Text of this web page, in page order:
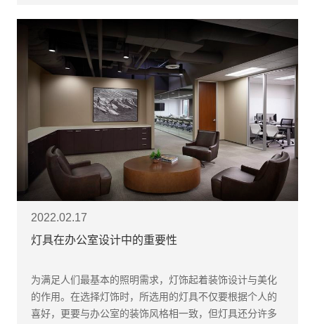
2022.02.17
灯具在办公室设计中的重要性
​为满足人们最基本的照明需求，灯饰起着装饰设计与美化
的作用。在选择灯饰时，所选用的灯具不仅要根据个人的
喜好，更要与办公室的装饰风格相一致，但灯具还分许多